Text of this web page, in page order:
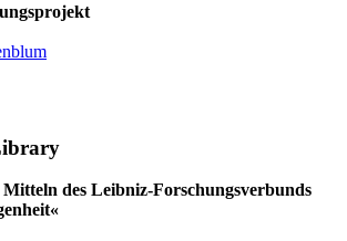
Mitteln des Leibniz-Forschungsverbunds